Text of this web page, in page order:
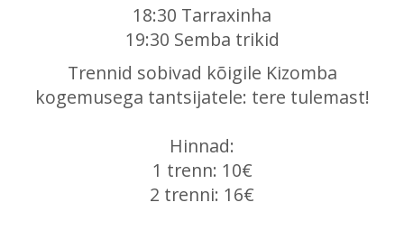
18:30 Tarraxinha
19:30 Semba trikid
Trennid sobivad kõigile Kizomba
kogemusega tantsijatele: tere tulemast!
Hinnad:
1 trenn: 10€
2 trenni: 16€